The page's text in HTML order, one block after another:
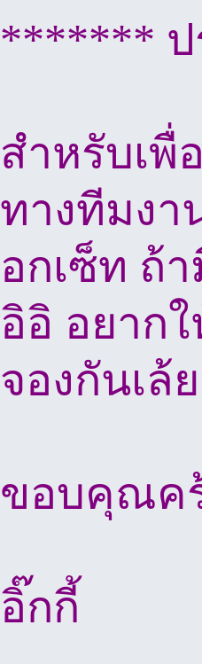
******* ป
สำหรับเพื่
ทางทีมงา
อกเซ็ท ถ้
อิอิ อยาก
จองกันเล้
ขอบคุณค
อิ๊กกี้